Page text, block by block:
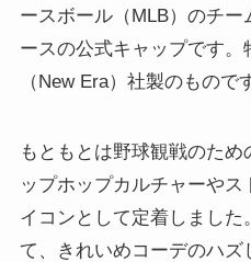
ースボール（MLB）のチ
ースの公式キャップです。
（New Era）社製のもので
もともとは野球観戦のた
ップホップカルチャーや
イコンとして定着しました
て、きれいめコーデのハ